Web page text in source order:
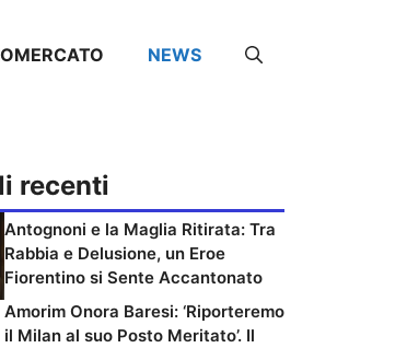
NEWS
recenti
Antognoni e la Maglia Ritirata: Tra
Rabbia e Delusione, un Eroe
Fiorentino si Sente Accantonato
Amorim Onora Baresi: ‘Riporteremo
il Milan al suo Posto Meritato’. Il